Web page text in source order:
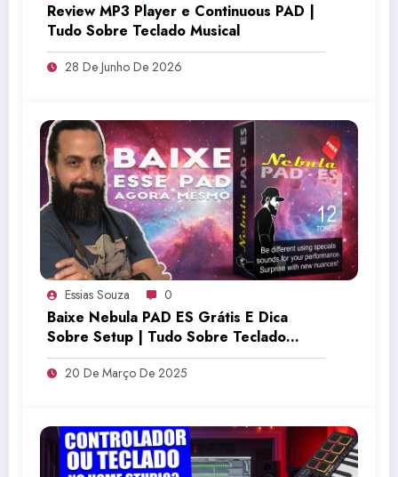
Review MP3 Player e Continuous PAD |
Tudo Sobre Teclado Musical
28 De Junho De 2026
Essias Souza 0
Baixe Nebula PAD ES Grátis E Dica
Sobre Setup | Tudo Sobre Teclado
Musical
20 De Março De 2025